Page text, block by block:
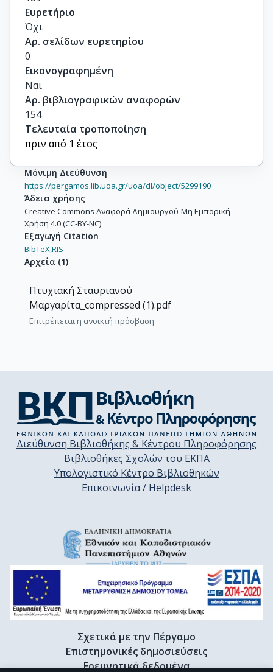
Ευρετήριο
Όχι
Αρ. σελίδων ευρετηρίου
0
Εικονογραφημένη
Ναι
Αρ. βιβλιογραφικών αναφορών
154
Τελευταία τροποποίηση
πριν από 1 έτος
Μόνιμη Διεύθυνση
https://pergamos.lib.uoa.gr/uoa/dl/object/5299190
Άδεια χρήσης
Creative Commons Αναφορά Δημιουργού-Μη Εμπορική
Χρήση 4.0 (CC-BY-NC)
Εξαγωγή Citation
BibTeX,RIS
Αρχεία (1)
Πτυχιακή Σταυριανού
Μαργαρίτα_compressed (1).pdf
Επιτρέπεται η ανοικτή πρόσβαση
Διεύθυνση Βιβλιοθήκης & Κέντρου Πληροφόρησης
Βιβλιοθήκες Σχολών του ΕΚΠΑ
Υπολογιστικό Κέντρο Βιβλιοθηκών
Επικοινωνία / Helpdesk
Σχετικά με την Πέργαμο
Επιστημονικές δημοσιεύσεις
Ερευνητικά δεδομένα